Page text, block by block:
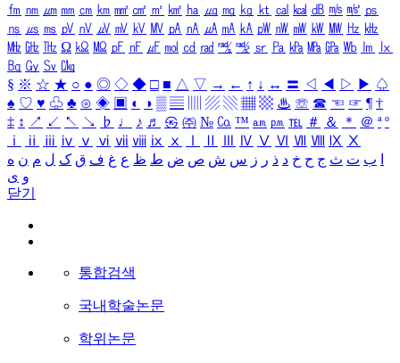
㎙ ㎚ ㎛ ㎜ ㎝ ㎞ ㎟ ㎠ ㎡ ㎢ ㏊ ㎍ ㎎ ㎏ ㏏ ㎈ ㎉ ㏈ ㎧ ㎨ ㎰
㎱ ㎲ ㎳ ㎴ ㎵ ㎶ ㎷ ㎸ ㎹ ㎀ ㎁ ㎂ ㎃ ㎄ ㎺ ㎻ ㎽ ㎾ ㎿ ㎐ ㎑
㎒ ㎓ ㎔ Ω ㏀ ㏁ ㎊ ㎋ ㎌ ㏖ ㏅ ㎭ ㎮ ㎯ ㏛ ㎩ ㎪ ㎫ ㎬ ㏝ ㏐
㏓
㏃ ㏉ ㏜ ㏆
§ ※ ☆ ★ ○ ● ◎ ◇ ◆ □ ■ △ ▽ → ← ↑ ↓ ↔ 〓 ◁ ◀ ▷ ▶ ♤
♠ ♡ ♥ ♧ ♣ ⊙ ◈ ▣ ◐ ◑ ▒ ▤ ▨ ▧ ▦ ▩ ♨ ☏ ☎ ☜ ☞ ¶ †
‡ ↕ ↗ ↙ ↖ ↘ ♭ ♩ ♪ ♬ ㉿ ㈜ № ㏇ ™ ㏂ ㏘ ℡ ＃ ＆ ＊ ＠ ª º
ⅰ
ⅱ ⅲ ⅳ ⅴ ⅵ ⅶ ⅷ ⅸ ⅹ Ⅳ Ⅴ Ⅵ Ⅶ Ⅷ Ⅸ Ⅹ
ب ت ث ج ح خ د ذ ر ز س ش ص ض ط ظ ع غ ف ق ک ل م ن ه
و ی
닫기
통합검색
국내학술논문
학위논문